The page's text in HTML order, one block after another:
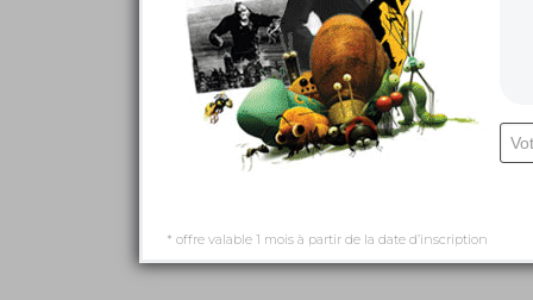
* offre valable 1 mois à partir de la date d’inscription